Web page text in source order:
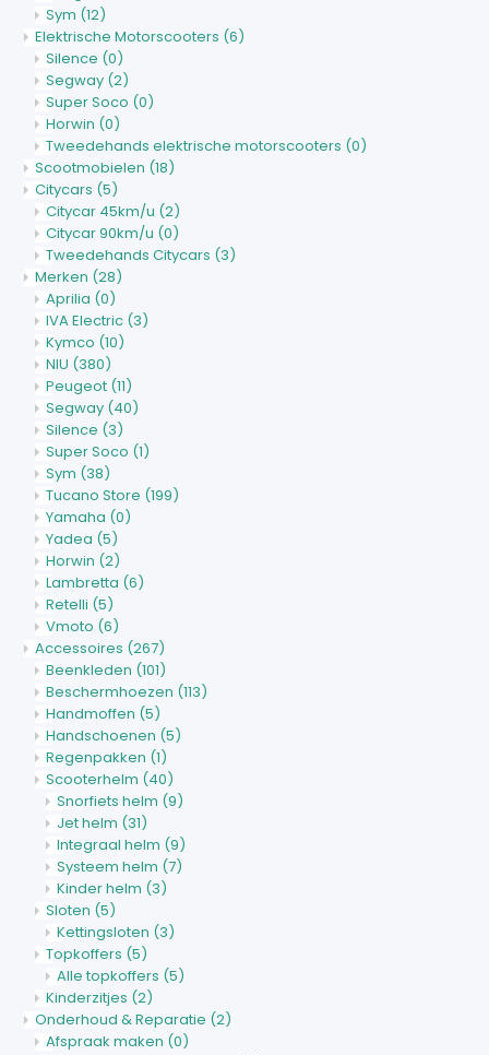
Sym (12)
Elektrische Motorscooters (6)
Silence (0)
Segway (2)
Super Soco (0)
Horwin (0)
Tweedehands elektrische motorscooters (0)
Scootmobielen (18)
Citycars (5)
Citycar 45km/u (2)
Citycar 90km/u (0)
Tweedehands Citycars (3)
Merken (28)
Aprilia (0)
IVA Electric (3)
Kymco (10)
NIU (380)
Peugeot (11)
Segway (40)
Silence (3)
Super Soco (1)
Sym (38)
Tucano Store (199)
Yamaha (0)
Yadea (5)
Horwin (2)
Lambretta (6)
Retelli (5)
Vmoto (6)
Accessoires (267)
Beenkleden (101)
Beschermhoezen (113)
Handmoffen (5)
Handschoenen (5)
Regenpakken (1)
Scooterhelm (40)
Snorfiets helm (9)
Jet helm (31)
Integraal helm (9)
Systeem helm (7)
Kinder helm (3)
Sloten (5)
Kettingsloten (3)
Topkoffers (5)
Alle topkoffers (5)
Kinderzitjes (2)
Onderhoud & Reparatie (2)
Afspraak maken (0)